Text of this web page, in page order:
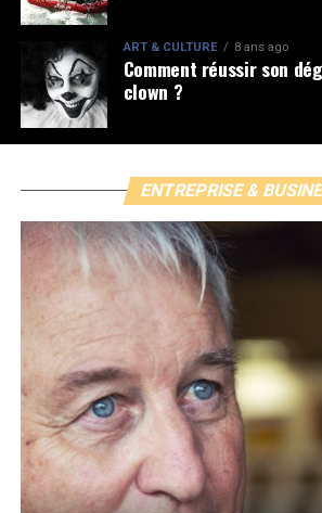
ART & CULTURE 8 ans ago
Comment réussir son
clown ?
ENTREPRISE &